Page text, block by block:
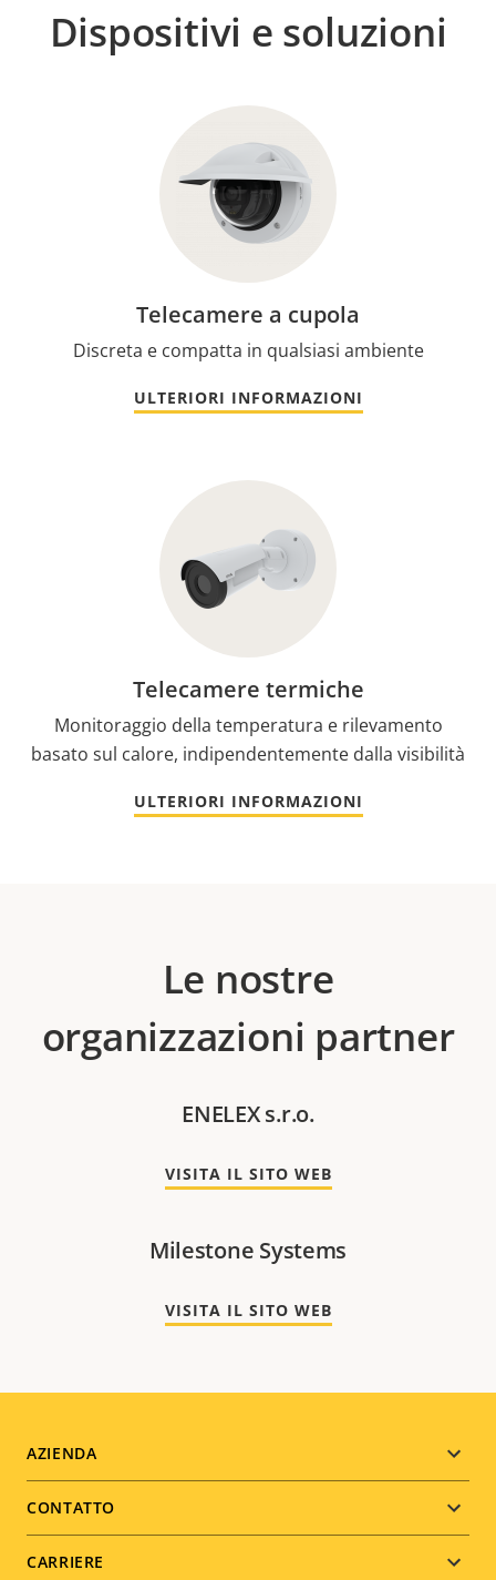
Dispositivi e soluzioni
Telecamere a cupola
Discreta e compatta in qualsiasi ambiente
ULTERIORI INFORMAZIONI
Telecamere termiche
Monitoraggio della temperatura e rilevamento
basato sul calore, indipendentemente dalla visibilità
ULTERIORI INFORMAZIONI
Le nostre
organizzazioni partner
ENELEX s.r.o.
VISITA IL SITO WEB
Milestone Systems
VISITA IL SITO WEB
Footer
menu
AZIENDA
CONTATTO
CARRIERE